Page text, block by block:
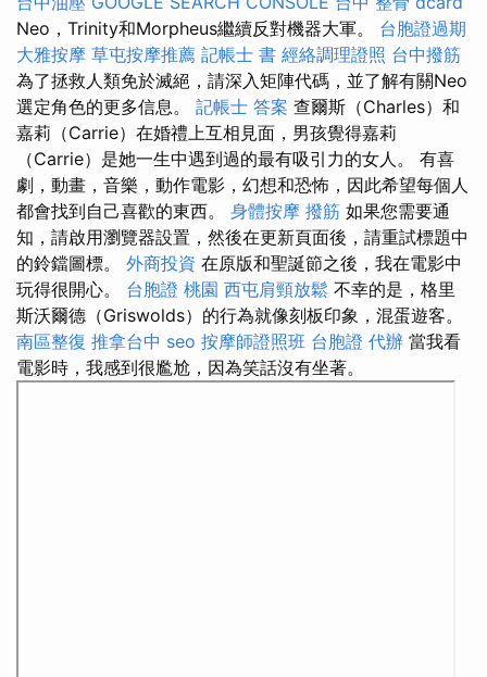
Neo，Trinity和Morpheus繼續反對機器大軍。 台胞證過期
大雅按摩 草屯按摩推薦 記帳士 書 經絡調理證照 台中撥筋
為了拯救人類免於滅絕，請深入矩陣代碼，並了解有關Neo
選定角色的更多信息。 記帳士 答案 查爾斯（Charles）和
嘉莉（Carrie）在婚禮上互相見面，男孩覺得嘉莉
（Carrie）是她一生中遇到過的最有吸引力的女人。 有喜
劇，動畫，音樂，動作電影，幻想和恐怖，因此希望每個人
都會找到自己喜歡的東西。 身體按摩 撥筋 如果您需要通
知，請啟用瀏覽器設置，然後在更新頁面後，請重試標題中
的鈴鐺圖標。 外商投資 在原版和聖誕節之後，我在電影中
玩得很開心。 台胞證 桃園 西屯肩頸放鬆 不幸的是，格里
斯沃爾德（Griswolds）的行為就像刻板印象，混蛋遊客。
南區整復 推拿台中 seo 按摩師證照班 台胞證 代辦 當我看
電影時，我感到很尷尬，因為笑話沒有坐著。